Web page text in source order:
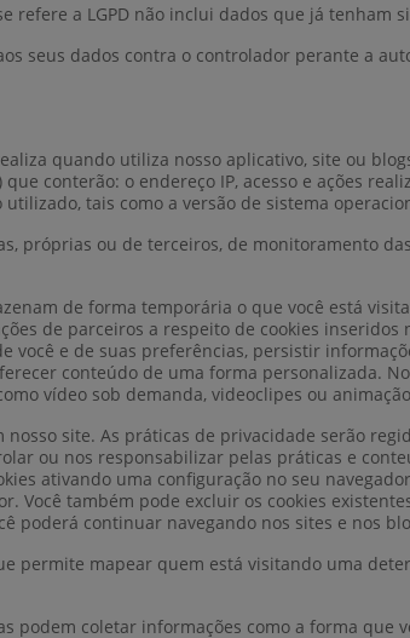
refere a LGPD não inclui dados que já tenham
seus dados contra o controlador perante a
quando utiliza nosso aplicativo, site ou
conterão: o endereço IP, acesso e ações
tais como a versão de sistema
próprias ou de terceiros, de monitoramento
de forma temporária o que você está
de parceiros a respeito de cookies
você e de suas preferências, persistir
conteúdo de uma forma personalizada.
vídeo sob demanda, videoclipes ou
nosso site. As práticas de privacidade serão
ou nos responsabilizar pelas práticas e
ativando uma configuração no seu
Você também pode excluir os cookies
poderá continuar navegando nos sites e nos
permite mapear quem está visitando uma
podem coletar informações como a forma